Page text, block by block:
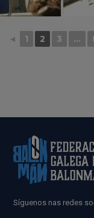
◄ 1 2 3 ...
Síguenos nas redes